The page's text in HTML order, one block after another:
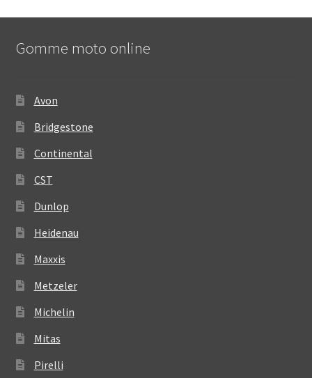
Gomme moto online
Avon
Bridgestone
Continental
CST
Dunlop
Heidenau
Maxxis
Metzeler
Michelin
Mitas
Pirelli